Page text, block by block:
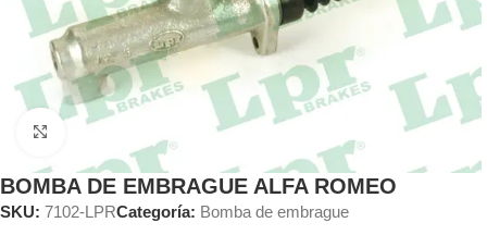
BOMBA DE EMBRAGUE ALFA ROMEO
SKU: 7102-LPRCategoría: Bomba de embrague